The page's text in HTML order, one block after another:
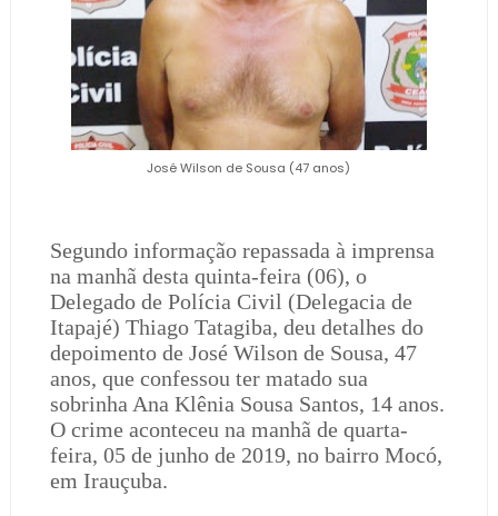
José Wilson de Sousa (47 anos)
Segundo informação repassada à imprensa
na manhã desta quinta-feira (06), o
Delegado de Polícia Civil (Delegacia de
Itapajé) Thiago Tatagiba, deu detalhes do
depoimento de José Wilson de Sousa, 47
anos, que confessou ter matado sua
sobrinha Ana Klênia Sousa Santos, 14 anos.
O crime aconteceu na manhã de quarta-
feira, 05 de junho de 2019, no bairro Mocó,
em Irauçuba.